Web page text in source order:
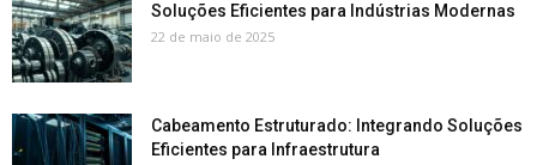
Soluções Eficientes para Indústrias Modernas
22 de maio de 2025
Cabeamento Estruturado: Integrando Soluções
Eficientes para Infraestrutura